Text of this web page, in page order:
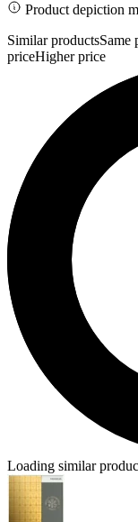
Product depiction
Similar productsSame
priceHigher price
Loading similar